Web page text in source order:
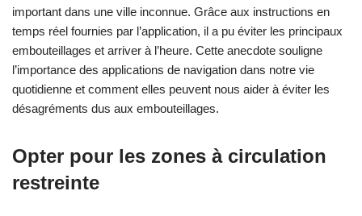
important dans une ville inconnue. Grâce aux instructions en
temps réel fournies par l’application, il a pu éviter les principaux
embouteillages et arriver à l’heure. Cette anecdote souligne
l’importance des applications de navigation dans notre vie
quotidienne et comment elles peuvent nous aider à éviter les
désagréments dus aux embouteillages.
Opter pour les zones à circulation
restreinte